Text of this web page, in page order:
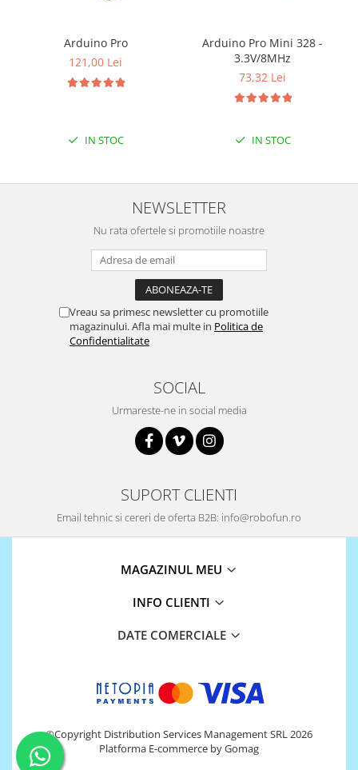
Arduino Pro
121,00 Lei
IN STOC
Arduino Pro Mini 328 -
3.3V/8MHz
73,32 Lei
IN STOC
NEWSLETTER
Nu rata ofertele si promotiile noastre
Vreau sa primesc newsletter cu promotiile
magazinului. Afla mai multe in Politica de
Confidentialitate
SOCIAL
Urmareste-ne in social media
SUPORT CLIENTI
Email tehnic si cereri de oferta B2B: info@robofun.ro
MAGAZINUL MEU
INFO CLIENTI
DATE COMERCIALE
©Copyright Distribution Services Management SRL 2026
Platforma E-commerce by Gomag